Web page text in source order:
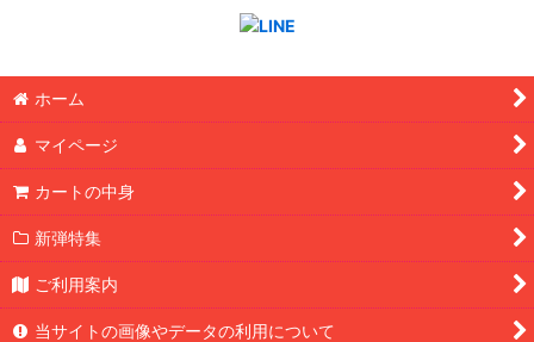
ホーム
マイページ
カートの中身
新弾特集
ご利用案内
当サイトの画像やデータの利用について